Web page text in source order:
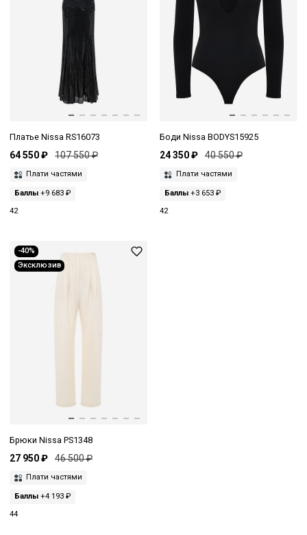
Платье Nissa RS16073
64 550 ₽ 107 550 ₽
Плати частями
Баллы +9 683 ₽
42
Боди Nissa BODYS15925
24 350 ₽ 40 550 ₽
Плати частями
Баллы+3 653 ₽
42
-40%
Эксклюзив
Брюки Nissa PS1348
27 950 ₽ 46 500 ₽
Плати частями
Баллы +4 193 ₽
44